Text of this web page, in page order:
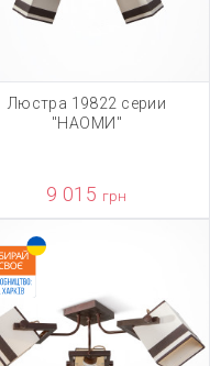
Люстра 19822 серии
"НАОМИ"
9 015 грн